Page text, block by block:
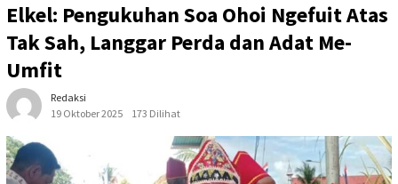
Elkel: Pengukuhan Soa Ohoi Ngefuit Atas
Tak Sah, Langgar Perda dan Adat Me-
Umfit
Redaksi
19 Oktober 2025
173 Dilihat